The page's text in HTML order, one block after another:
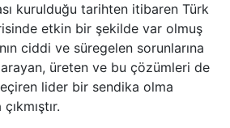
kurulduğu tarihten itibaren Türk
etkin bir şekilde var olmuş
ciddi ve süregelen sorunlarına
üreten ve bu çözümleri de
lider bir sendika olma